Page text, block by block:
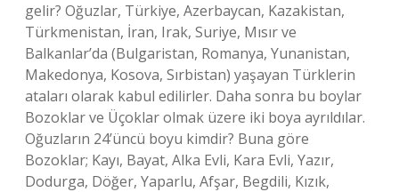
gelir? Oğuzlar, Türkiye, Azerbaycan, Kazakistan,
Türkmenistan, İran, Irak, Suriye, Mısır ve
Balkanlar’da (Bulgaristan, Romanya, Yunanistan,
Makedonya, Kosova, Sırbistan) yaşayan Türklerin
ataları olarak kabul edilirler. Daha sonra bu boylar
Bozoklar ve Üçoklar olmak üzere iki boya ayrıldılar.
Oğuzların 24’üncü boyu kimdir? Buna göre
Bozoklar; Kayı, Bayat, Alka Evli, Kara Evli, Yazır,
Dodurga, Döğer, Yaparlu, Afşar, Begdili, Kızık,